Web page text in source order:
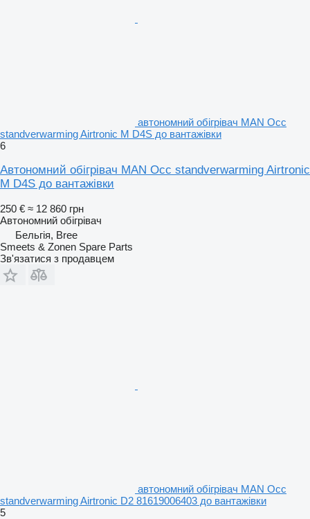
автономний обігрівач MAN Occ
standverwarming Airtronic M D4S до вантажівки
6
Автономний обігрівач MAN Occ standverwarming Airtronic
M D4S до вантажівки
250 € ≈ 12 860 грн
Автономний обігрівач
Бельгія, Bree
Smeets & Zonen Spare Parts
Зв'язатися з продавцем
автономний обігрівач MAN Occ
standverwarming Airtronic D2 81619006403 до вантажівки
5